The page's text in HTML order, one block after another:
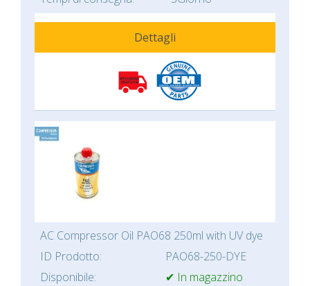
Dettagli
AC Compressor Oil PAO68 250ml with UV dye
ID Prodotto:
PAO68-250-DYE
Disponibile:
✔ In magazzino